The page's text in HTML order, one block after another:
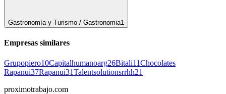
Gastronomía y Turismo / Gastronomia1
Empresas similares
Grupopiero10Capitalhumanoarg26Bitali11Chocolates
Rapanui37Rapanui31Talentsolutionsrrhh21
proximotrabajo.com